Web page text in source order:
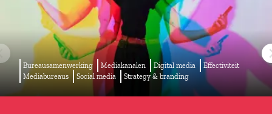
Bureausamenwerking Mediakanalen Digital media
Effectiviteit
Mediabureaus
Social media Strategy & branding